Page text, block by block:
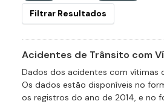
Filtrar Resultados
Acidentes de Trânsito com
Dados dos acidentes com vítimas
Os dados estão disponíveis no
os registros do ano de 2014, e no